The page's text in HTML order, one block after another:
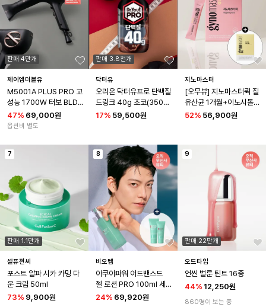
판매 4만개
제이엠더블유
M5001A PLUS PRO 고
성능 1700W 터보 BLD
C 항공모터 헤어 드라이기
47% 69,000원
옵션비 별도
판매 3.8천개
닥터유
오리온 닥터유프로 단백질
드링크 40g 초코(350m
l) x 20팩
17% 59,500원
지노마스터
[오무뷰] 지노마스터퀵 질
유산균 1개월+이노시톨1
개월
52% 56,900원
7
판매 1.1만개
셀퓨전씨
포스트 알파 시카 카밍 다
운 크림 50ml
73% 9,900원
8
비오템
아쿠아파워 어드밴스드
젤 로션 PRO 100ml 세트
(+아쿠아파워 클렌저 40
24% 69,920원
9
판매 22만개
오드타입
언씬 벌룬 틴트 16종
44% 12,250원
860명이 보는 중